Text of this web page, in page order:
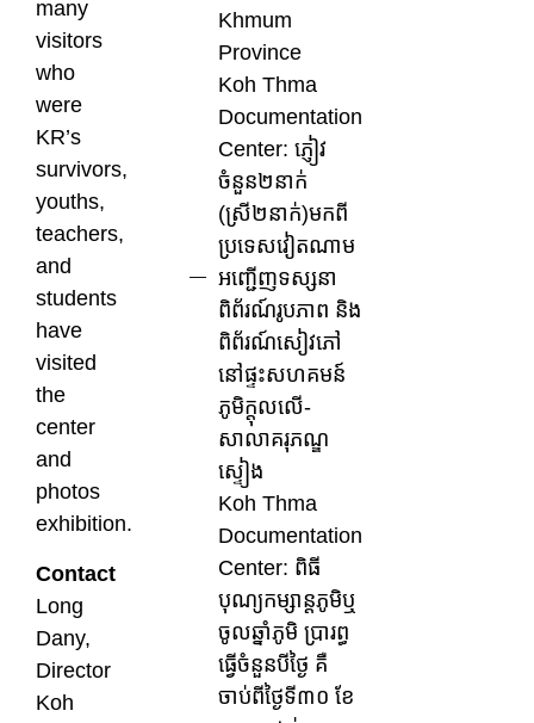
many
visitors
who
were
KR’s
survivors,
youths,
teachers,
and
students
have
visited
the
center
and
photos
exhibition.
Contact
Long
Dany,
Director
Koh
Khmum
Province
Koh Thma
Documentation
Center: ភ្ញៀវ
ចំនួន២នាក់
(ស្រី២នាក់)មកពី
ប្រទេសវៀតណាម
អញ្ជើញទស្សនា
ពិព័រណ៍រូបភាព និង
ពិព័រណ៍សៀវភៅ
នៅផ្ទះសហគមន៍
ភូមិក្តុលលើ-
សាលាគរុភណ្ឌ
ស្ទៀង
Koh Thma
Documentation
Center: ពិធី
បុណ្យកម្សាន្តភូមិឬ
ចូលឆ្នាំភូមិ ប្រារព្ធ
ធ្វើចំនួនបីថ្ងៃ គឺ
ចាប់ពីថ្ងៃទី៣០ ខែ